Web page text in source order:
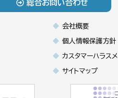
総合お問い合わせ
会社概要
個人情報保護方針
カスタマーハラス
サイトマップ